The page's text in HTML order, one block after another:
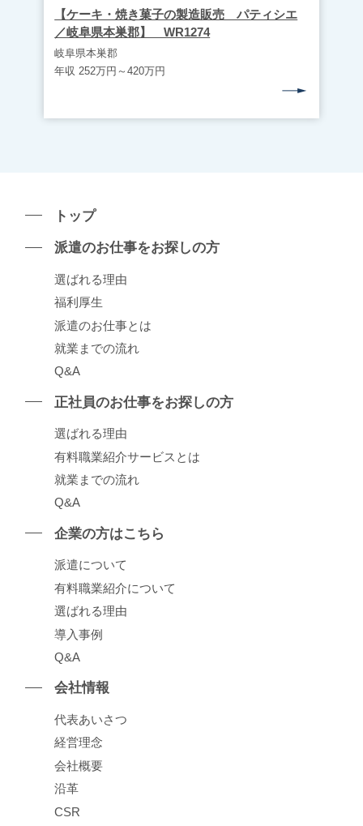
【ケーキ・焼き菓子の製造販売 パティシエ
／岐阜県本巣郡】 WR1274
岐阜県本巣郡
年収 252万円～420万円
トップ
派遣のお仕事をお探しの⽅
選ばれる理由
福利厚生
派遣のお仕事とは
就業までの流れ
Q&A
正社員のお仕事をお探しの⽅
選ばれる理由
有料職業紹介サービスとは
就業までの流れ
Q&A
企業の⽅はこちら
派遣について
有料職業紹介について
選ばれる理由
導⼊事例
Q&A
会社情報
代表あいさつ
経営理念
会社概要
沿⾰
CSR